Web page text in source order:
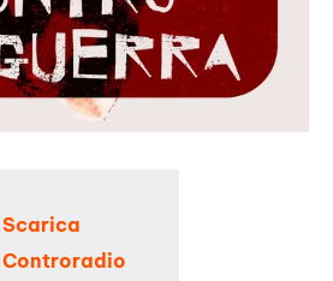
Scarica
Controradio